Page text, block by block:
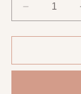
Reducir
cantidad
para
venado